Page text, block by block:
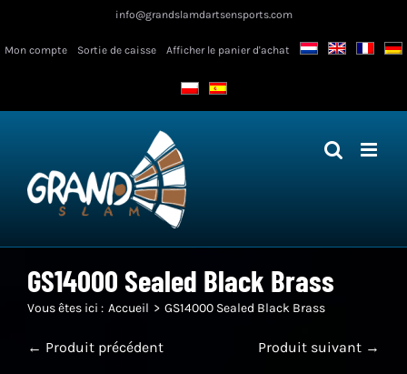
content
info@grandslamdartsensports.com
Mon compte Sortie de caisse Afficher le panier d'achat
GS14000 Sealed Black Brass
Vous êtes ici : Accueil GS14000 Sealed Black Brass
← Produit précédent Produit suivant →